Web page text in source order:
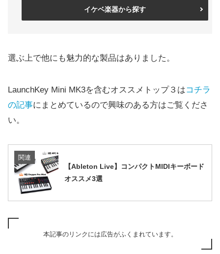
イケベ楽器から探す
選ぶ上で他にも魅力的な製品はありました。
LaunchKey Mini MK3を含むオススメトップ３はコチラ
の記事にまとめているので興味のある方はご覧くださ
い。
関連
【Ableton Live】コンパクトMIDIキーボード
オススメ3選
本記事のリンクには広告がふくまれています。